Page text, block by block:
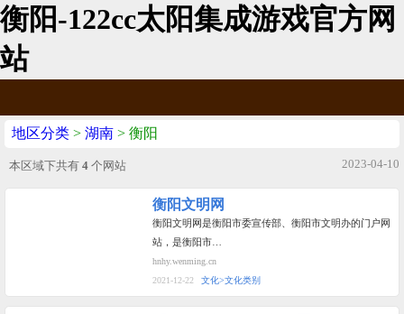
衡阳-122cc太阳集成游戏官方网
站
地区分类 > 湖南 > 衡阳
本区域下共有 4 个网站 2023-04-10
衡阳文明网
衡阳文明网是衡阳市委宣传部、衡阳市文明办的门户网
站，是衡阳市…
hnhy.wenming.cn
2021-12-22
文化>文化类别